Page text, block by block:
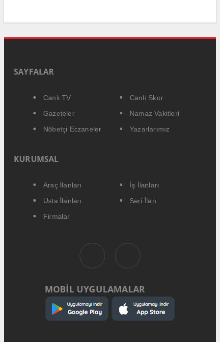
SAYFALAR
Canlı TV
Canlı Skor
Gazeteler
Namaz Vakitleri
Nöbetçi Eczaneler
Yazarlarımız
KURUMSAL
Araç İlanları
İş İlanları
Usta İlanları
Seri İlan
Firmalar
MOBİL UYGULAMALAR